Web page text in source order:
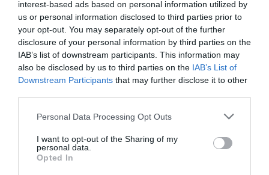
interest-based ads based on personal information utilized by
us or personal information disclosed to third parties prior to
your opt-out. You may separately opt-out of the further
disclosure of your personal information by third parties on the
IAB’s list of downstream participants. This information may
also be disclosed by us to third parties on the IAB’s List of
Downstream Participants that may further disclose it to other
Personal Data Processing Opt Outs
I want to opt-out of the Sharing of my
personal data.
Opted In
POP - ROCK - ALTERNATIVE
TIKI ATHENS BAR
ΣΥΝΑΥΛΙΕΣ 2019
Newsletter